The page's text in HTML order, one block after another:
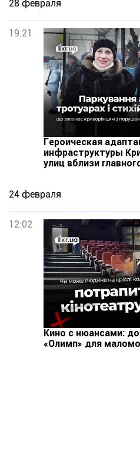
28 февраля
19:21
Героическая
инфраструктуры
улиц вблизи
24 февраля
12:02
Кино с нюансами:
«Олимп» для